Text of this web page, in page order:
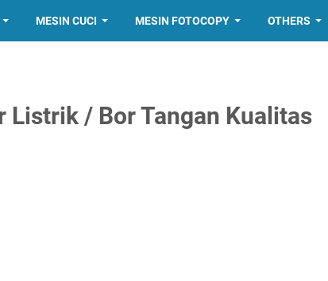
MESIN CUCI MESIN FOTOCOPY OTHERS
Listrik / Bor Tangan Kualitas